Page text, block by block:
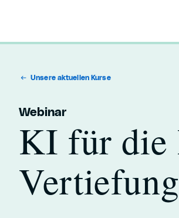
Unsere aktuellen Kurse
KI für die
Webinar